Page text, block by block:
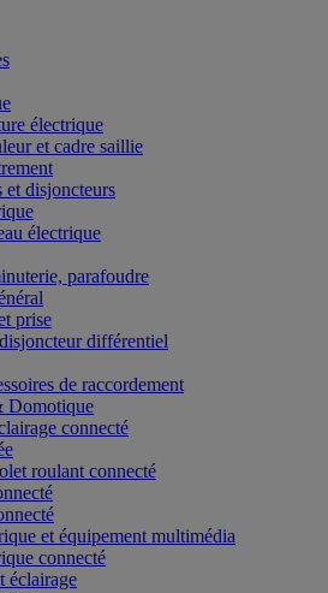
électrique
et cadre saillie
et disjoncteurs
électrique
parafoudre
prise
différentiel
de raccordement
Domotique
connecté
roulant connecté
et équipement multimédia
connecté
éclairage